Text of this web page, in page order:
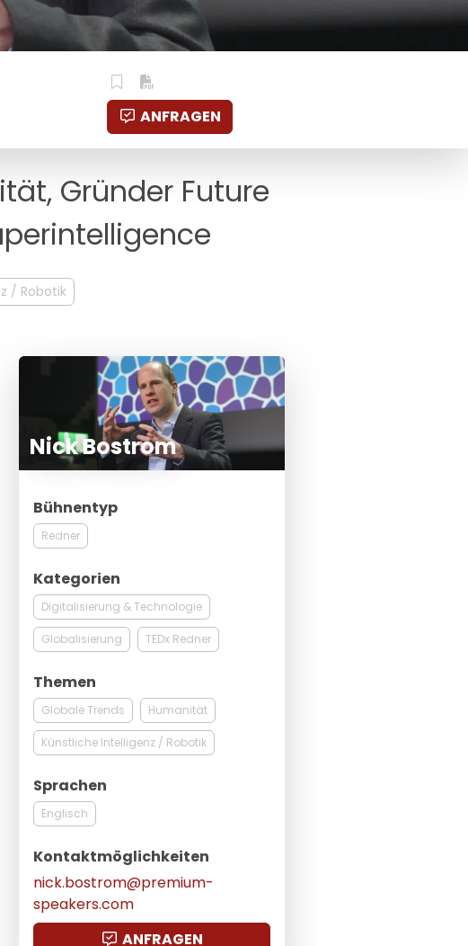
ANFRAGEN
Gründer Future
/ Robotik
Nick Bostrom
Bühnentyp
Redner
Kategorien
Digitalisierung & Technologie
Globalisierung TEDx Redner
Themen
Globale Trends Humanität
Künstliche Intelligenz / Robotik
Sprachen
Englisch
Kontaktmöglichkeiten
nick.bostrom@premium-
speakers.com
ANFRAGEN